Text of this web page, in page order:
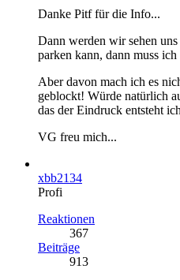
Danke Pitf für die Info...
Dann werden wir sehen
parken kann, dann muss
Aber davon mach ich es
geblockt! Würde natürlich
das der Eindruck entsteht
VG freu mich...
xbb2134
Profi
Reaktionen
367
Beiträge
913